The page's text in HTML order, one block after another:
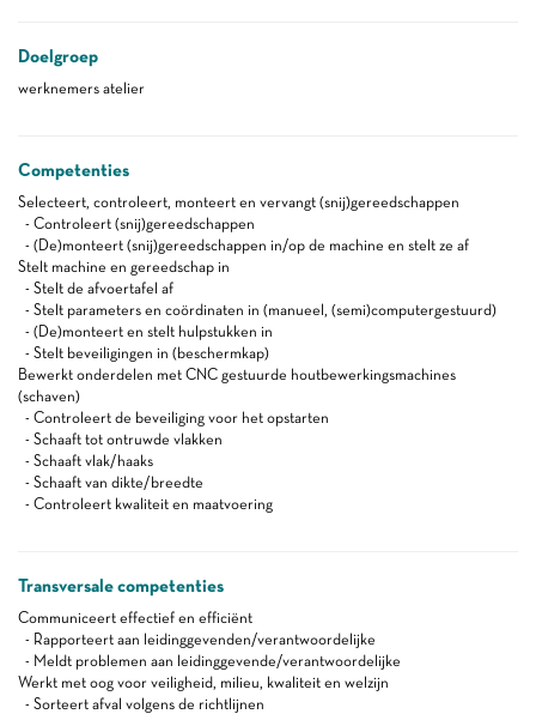
Doelgroep
werknemers atelier
Competenties
Selecteert, controleert, monteert en vervangt (snij)gereedschappen
- Controleert (snij)gereedschappen
- (De)monteert (snij)gereedschappen in/op de machine en stelt ze af
Stelt machine en gereedschap in
- Stelt de afvoertafel af
- Stelt parameters en coördinaten in (manueel, (semi)computergestuurd)
- (De)monteert en stelt hulpstukken in
- Stelt beveiligingen in (beschermkap)
Bewerkt onderdelen met CNC gestuurde houtbewerkingsmachines
(schaven)
- Controleert de beveiliging voor het opstarten
- Schaaft tot ontruwde vlakken
- Schaaft vlak/haaks
- Schaaft van dikte/breedte
- Controleert kwaliteit en maatvoering
Transversale competenties
Communiceert effectief en efficiënt
- Rapporteert aan leidinggevenden/verantwoordelijke
- Meldt problemen aan leidinggevende/verantwoordelijke
Werkt met oog voor veiligheid, milieu, kwaliteit en welzijn
- Sorteert afval volgens de richtlijnen